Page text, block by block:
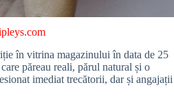
în vitrina magazinului în data de 25
păreau reali, părul natural și o
imediat trecătorii, dar și angajații